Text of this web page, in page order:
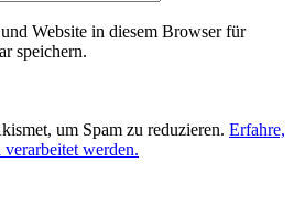
Website in diesem Browser für
speichern.
um Spam zu reduzieren. Erfahre,
werden.